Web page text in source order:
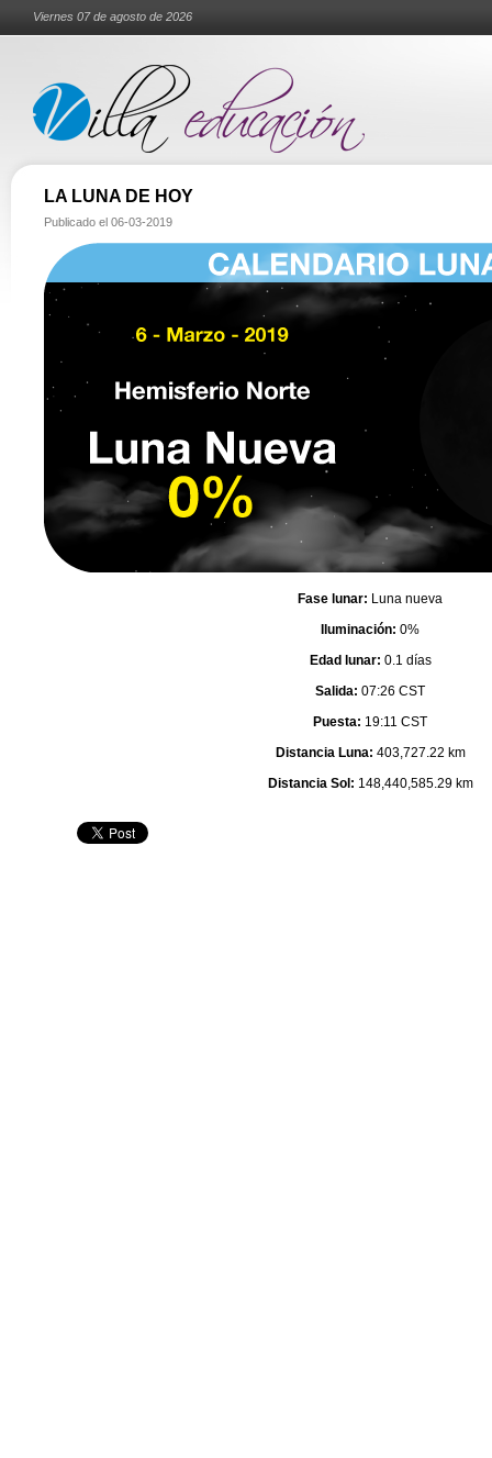
Viernes 07 de agosto de 2026
LA LUNA DE HOY
Publicado el 06-03-2019
Fase lunar: Luna nueva
Iluminación: 0%
Edad lunar: 0.1 días
Salida:07:26 CST
Puesta: 19:11 CST
Distancia Luna: 403,727.22 km
Distancia Sol: 148,440,585.29 km